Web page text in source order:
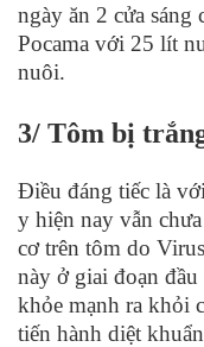
ngày ăn 2 cửa
Pocama với 25 lít
nuôi.
3/ Tôm bị
Điều đáng tiếc là
y hiện nay vẫn
cơ trên tôm do
này ở giai đoạn đầu
khỏe mạnh ra khỏi
tiến hành diệt